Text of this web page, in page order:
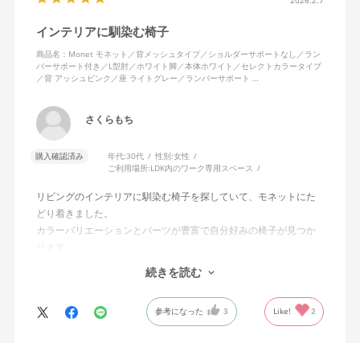
インテリアに馴染む椅子
商品名：Monet モネット／背メッシュタイプ／ショルダーサポートなし／ラン
バーサポート付き／L型肘／ホワイト脚／本体ホワイト／セレクトカラータイプ
／背 アッシュピンク／座 ライトグレー／ランバーサポート …
さくらもち
購入確認済み 年代:30代 性別:女性
ご利用場所:LDK内のワーク専用スペース
リビングのインテリアに馴染む椅子を探していて、モネットにた
どり着きました。
カラーバリエーションとパーツが豊富で自分好みの椅子が見つか
オフィスチェアにしては比較的コンパクトで家に置くのに最適で
した、座り心地も良く大変気に入っています。
今回どうしても欲しい色の組み合わせがあったので固定肘の物を
購入しましたが、欲を言えば稼働肘バージョンもバイカラーなど
続きを読む
参考になった 3 Like! 2